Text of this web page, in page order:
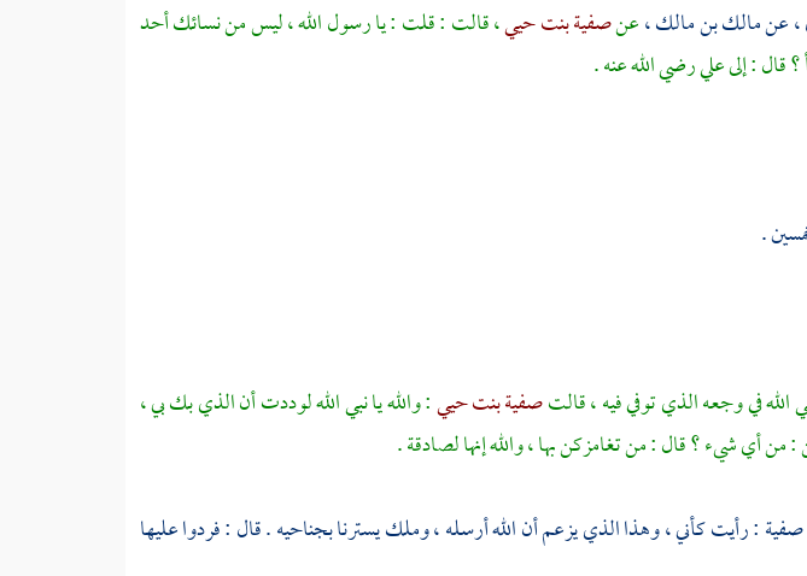
، عنمالك بن مالك،عنصفية بنت حيي، قالت : قلت : يا رسول الله ، ليس من نسائك أحد
قال : إلىعليرضي الله عنه .
.
الله في وجعه الذي توفي فيه ، قالتصفية بنت حيي: والله يا نبي الله لوددت أن الذي بك بي ،
أي شيء ؟ قال : من تغامزكن بها ، والله إنها لصادقة .
صفية: رأيت كأني ، وهذا الذي يزعم أن الله أرسله ، وملك يسترنا بجناحيه . قال : فردوا عليها